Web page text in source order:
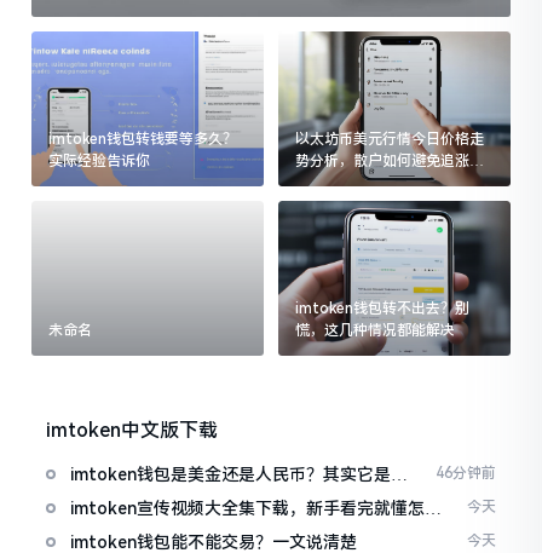
imtoken钱包转钱要等多久？
实际经验告诉你
以太坊币美元行情今日价格走
势分析，散户如何避免追涨杀
跌被套牢
未命名
imtoken钱包转不出去？别
慌，这几种情况都能解决
imtoken中文版下载
imtoken钱包是美金还是人民币？其实它是个
“多面手”
46分钟前
imtoken宣传视频大全集下载，新手看完就懂怎么
用
今天
imtoken钱包能不能交易？一文说清楚 今天